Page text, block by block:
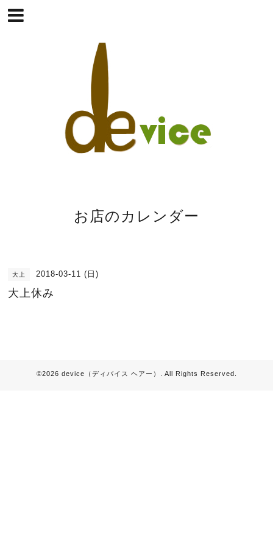
お店のカレンダー
大上 2018-03-11 (日)
大上休み
©2026 device（ディバイス ヘアー） . All Rights Reserved.